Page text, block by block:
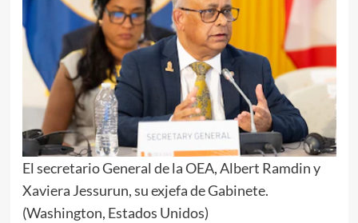
El secretario General de la OEA, Albert Ramdin y
Xaviera Jessurun, su exjefa de Gabinete.
(Washington, Estados Unidos)